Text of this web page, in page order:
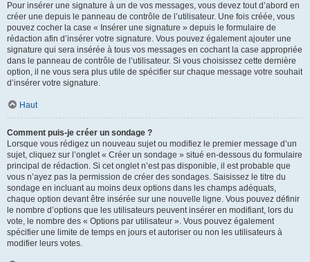
Pour insérer une signature à un de vos messages, vous devez tout d’abord en
créer une depuis le panneau de contrôle de l’utilisateur. Une fois créée, vous
pouvez cocher la case « Insérer une signature » depuis le formulaire de
rédaction afin d’insérer votre signature. Vous pouvez également ajouter une
signature qui sera insérée à tous vos messages en cochant la case appropriée
dans le panneau de contrôle de l’utilisateur. Si vous choisissez cette dernière
option, il ne vous sera plus utile de spécifier sur chaque message votre souhait
d’insérer votre signature.
Haut
Comment puis-je créer un sondage ?
Lorsque vous rédigez un nouveau sujet ou modifiez le premier message d’un
sujet, cliquez sur l’onglet « Créer un sondage » situé en-dessous du formulaire
principal de rédaction. Si cet onglet n’est pas disponible, il est probable que
vous n’ayez pas la permission de créer des sondages. Saisissez le titre du
sondage en incluant au moins deux options dans les champs adéquats,
chaque option devant être insérée sur une nouvelle ligne. Vous pouvez définir
le nombre d’options que les utilisateurs peuvent insérer en modifiant, lors du
vote, le nombre des « Options par utilisateur ». Vous pouvez également
spécifier une limite de temps en jours et autoriser ou non les utilisateurs à
modifier leurs votes.